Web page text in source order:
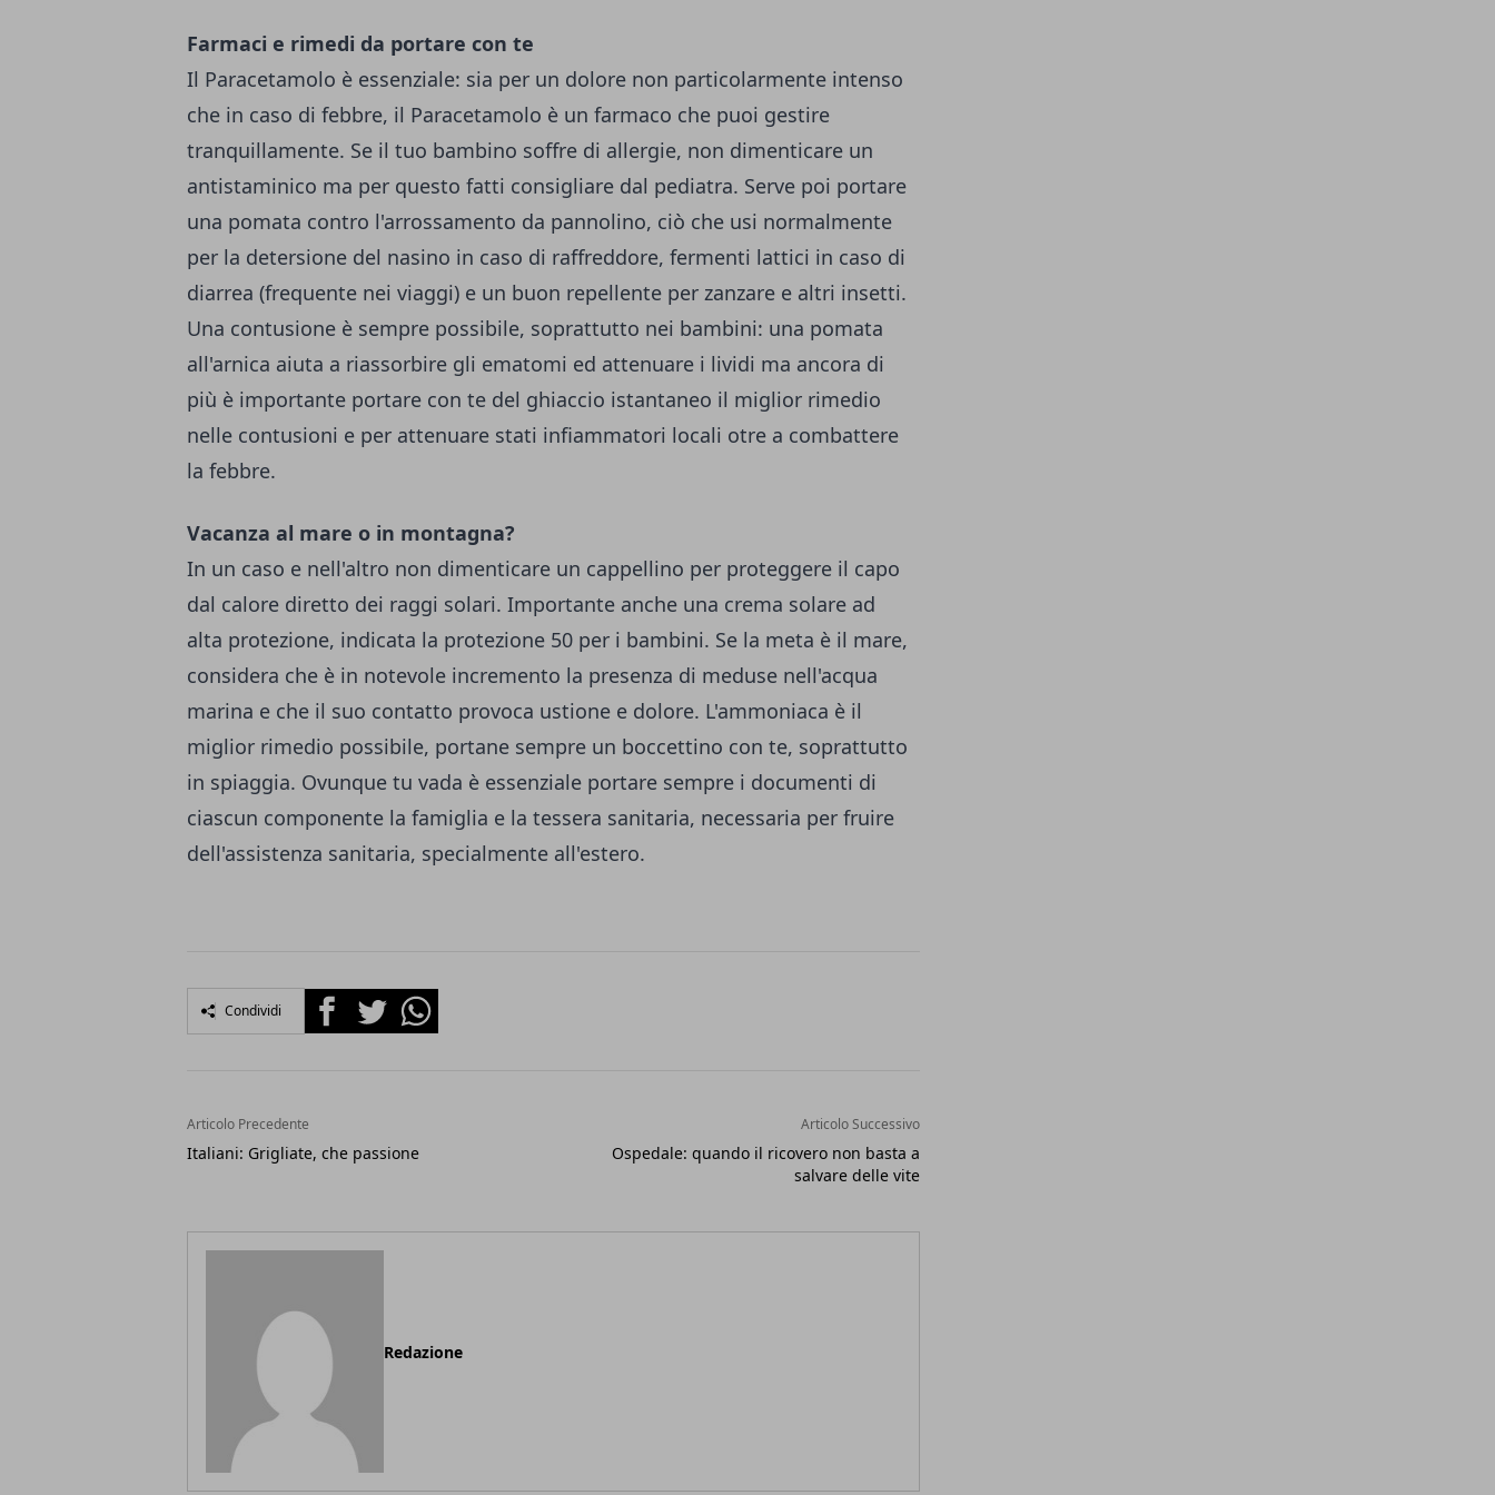
Farmaci e rimedi da portare con te
Il Paracetamolo è essenziale: sia per un dolore non particolarmente intenso
che in caso di febbre, il Paracetamolo è un farmaco che puoi gestire
tranquillamente. Se il tuo bambino soffre di allergie, non dimenticare un
antistaminico ma per questo fatti consigliare dal pediatra. Serve poi portare
una pomata contro l'arrossamento da pannolino, ciò che usi normalmente
per la detersione del nasino in caso di raffreddore, fermenti lattici in caso di
diarrea (frequente nei viaggi) e un buon repellente per zanzare e altri insetti.
Una contusione è sempre possibile, soprattutto nei bambini: una pomata
all'arnica aiuta a riassorbire gli ematomi ed attenuare i lividi ma ancora di
più è importante portare con te del ghiaccio istantaneo il miglior rimedio
nelle contusioni e per attenuare stati infiammatori locali otre a combattere
la febbre.
Vacanza al mare o in montagna?
In un caso e nell'altro non dimenticare un cappellino per proteggere il capo
dal calore diretto dei raggi solari. Importante anche una crema solare ad
alta protezione, indicata la protezione 50 per i bambini. Se la meta è il mare,
considera che è in notevole incremento la presenza di meduse nell'acqua
marina e che il suo contatto provoca ustione e dolore. L'ammoniaca è il
miglior rimedio possibile, portane sempre un boccettino con te, soprattutto
in spiaggia. Ovunque tu vada è essenziale portare sempre i documenti di
ciascun componente la famiglia e la tessera sanitaria, necessaria per fruire
dell'assistenza sanitaria, specialmente all'estero.
Condividi FacebookTwitterWhatsapp
Articolo Precedente
Italiani: Grigliate, che passione
Articolo Successivo
Ospedale: quando il ricovero non basta a
salvare delle vite
Redazione